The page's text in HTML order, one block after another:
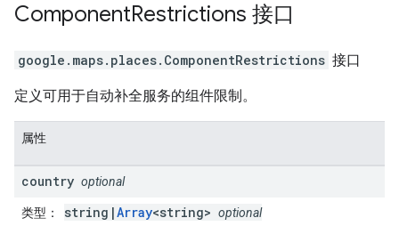
ComponentRestrictions 接口
google.maps.places. ComponentRestrictions 接口
定义可用于自动补全服务的组件限制。
属性
country optional
类型 ： string|Array<string> optional